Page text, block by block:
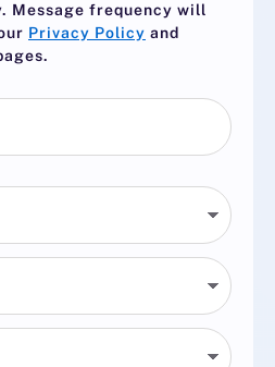
Message frequency will
Privacy Policy and